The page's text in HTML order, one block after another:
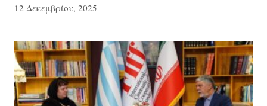
12 Δεκεμβρίου, 2025